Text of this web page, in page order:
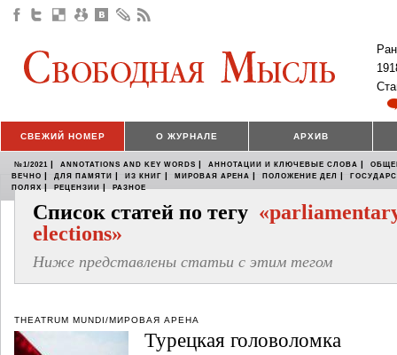
СВЕЖИЙ НОМЕР О ЖУРНАЛЕ АРХИВ
№1/2021 | ANNOTATIONS AND KEY WORDS | АННОТАЦИИ И КЛЮЧЕВЫЕ СЛОВА |
ВЕЧНО | ДЛЯ ПАМЯТИ | ИЗ КНИГ | МИРОВАЯ АРЕНА | ПОЛОЖЕНИЕ ДЕЛ |
ПОЛЯХ | РЕЦЕНЗИИ | РАЗНОЕ
Список статей по тегу
elections»
Ниже представлены статьи с этим тегом
THEATRUM MUNDI/МИРОВАЯ АРЕНА
Турецкая головоломка